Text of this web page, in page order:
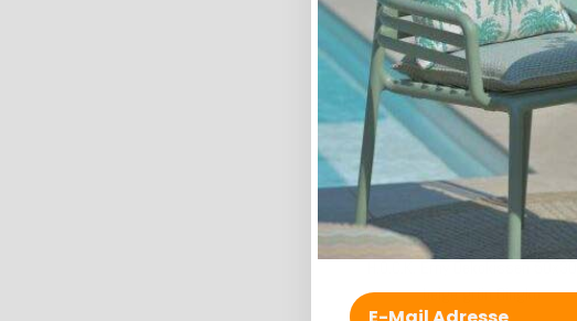
Doppelstreifen
116,99 €*
Kunden-Favorit
In den Warenkorb
Lieferzeit: ca. 5-7 Werktage
Top bewertet
beige grün Gingko